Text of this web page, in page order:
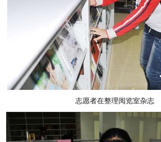
志愿者在整理阅览室杂志